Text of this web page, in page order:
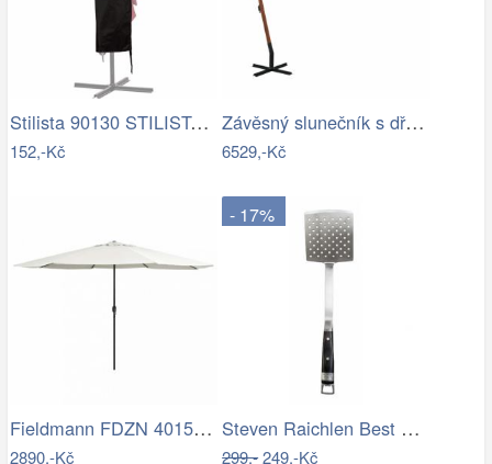
Stilista 90130 STILISTA Obal na 350 cm…
152,-Kč
Závěsný slunečník s dřevěnou tyčí Ø 350…
6529,-Kč
Fieldmann FDZN 4015 krémová
2890,-Kč
- 17%
Steven Raichlen Best of Barbecue…
299,-249,-Kč